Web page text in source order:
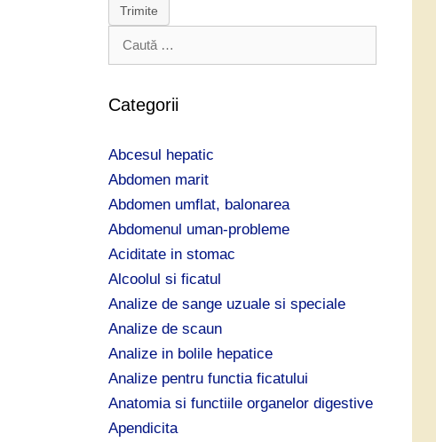
Trimite
t
u
p
ă
Categorii
Abcesul hepatic
Abdomen marit
Abdomen umflat, balonarea
Abdomenul uman-probleme
Aciditate in stomac
Alcoolul si ficatul
Analize de sange uzuale si speciale
Analize de scaun
Analize in bolile hepatice
Analize pentru functia ficatului
Anatomia si functiile organelor digestive
Apendicita